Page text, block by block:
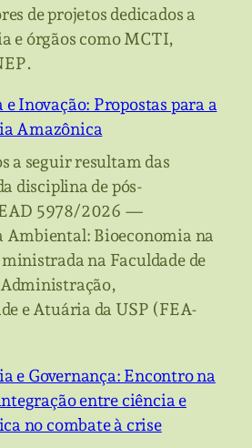
de projetos dedicados a
e órgãos como MCTI,
e Inovação: Propostas para a
Amazônica
a seguir resultam das
disciplina de pós-
5978/2026 —
Ambiental: Bioeconomia na
na Faculdade de
e Atuária da USP (FEA-
e Governança: Encontro na
entre ciência e
no combate à crise